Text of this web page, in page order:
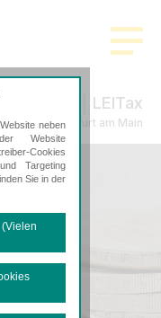
LEITax
in Frankfurt am Main
neben
Website
Cookies
Targeting
Sie in der